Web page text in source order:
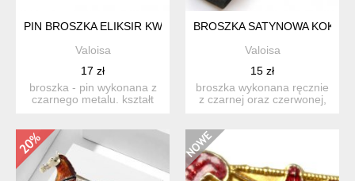
PIN BROSZKA ELIKSIR KWIATOWY LIŚĆ ALCHEMIA
Valoisa
17 zł
broszka - pin wykonana z
czarnego metalu. kształt
BROSZKA SATYNOWA
Valoisa
15 zł
broszka wykonana ręcznie
z czarnej oraz czerwonej,